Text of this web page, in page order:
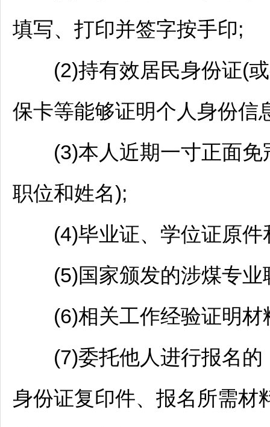
填写、打印并签字按手印;
(2)持有效居民身份证(或
保卡等能够证明个人身份信
(3)本人近期一寸正面免
职位和姓名);
(4)毕业证、学位证原件
(5)国家颁发的涉煤专业
(6)相关工作经验证明材
(7)委托他人进行报名的
身份证复印件、报名所需材